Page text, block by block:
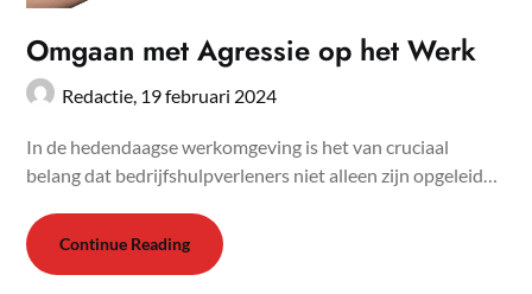
Omgaan met Agressie op het Werk
Redactie, 19 februari 2024
In de hedendaagse werkomgeving is het van cruciaal
belang dat bedrijfshulpverleners niet alleen zijn opgeleid…
Continue Reading